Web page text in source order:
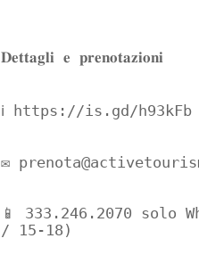
𝐃𝐞𝐭𝐭𝐚𝐠𝐥𝐢 𝐞 𝐩𝐫𝐞𝐧𝐨𝐭𝐚𝐳𝐢𝐨𝐧𝐢
ℹ️ https://is.gd/h93kFb
✉️
📱 333.246.2070 solo
/ 15-18)